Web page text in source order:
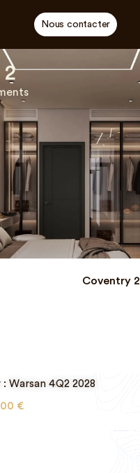
Nous contacter
2
Coventry 2
: Warsan 4Q2 2028
€